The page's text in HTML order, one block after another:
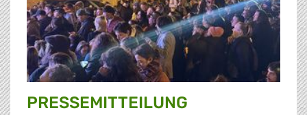
PRESSE­MITTEILUNG